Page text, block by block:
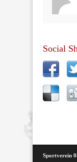
Social
Sportverein